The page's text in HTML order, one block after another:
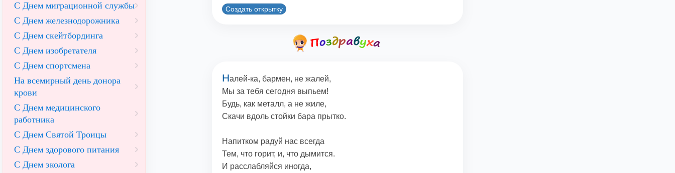
Создать открытку
Налей-ка, бармен, не жалей,
Мы за тебя сегодня выпьем!
Будь, как металл, а не жиле,
Скачи вдоль стойки бара прытко.
Напитком радуй нас всегда
Тем, что горит, и, что дымится.
И расслабляйся иногда,
С Днем миграционной службы
С Днем железнодорожника
С Днем скейтбординга
С Днем изобретателя
С Днем спортсмена
На всемирный день донора
крови
С Днем медицинского
работника
С Днем Святой Троицы
С Днем здорового питания
С Днем эколога